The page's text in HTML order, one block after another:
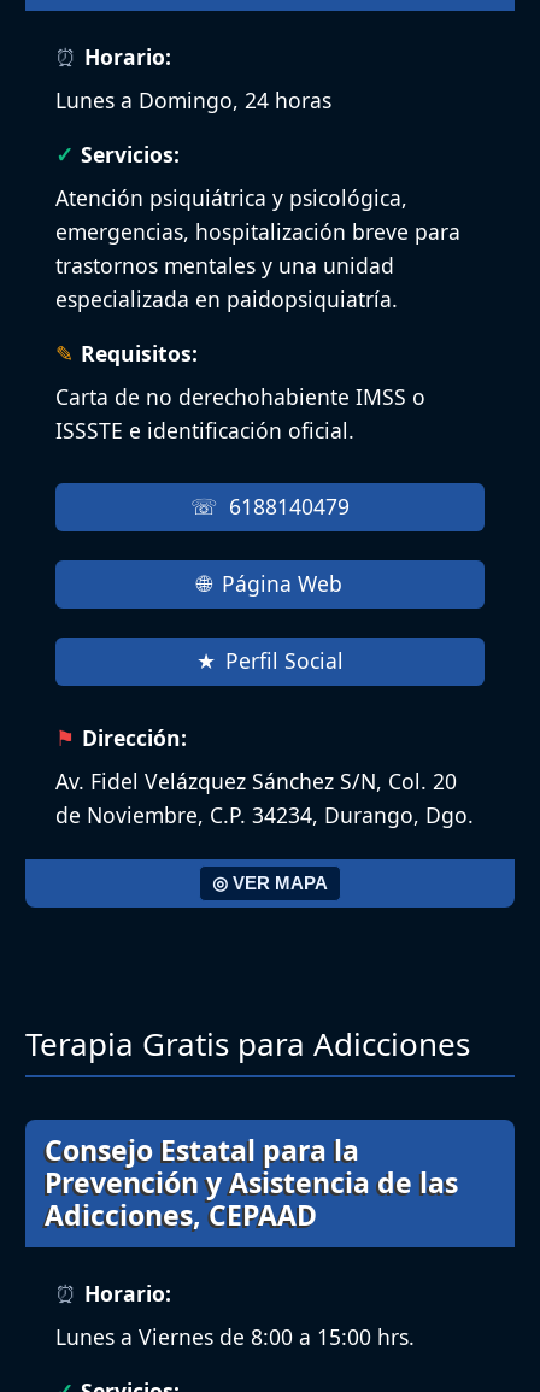
Horario:
Lunes a Domingo, 24 horas
Servicios:
Atención psiquiátrica y psicológica,
emergencias, hospitalización breve para
trastornos mentales y una unidad
especializada en paidopsiquiatría.
Requisitos:
Carta de no derechohabiente IMSS o
ISSSTE e identificación oficial.
6188140479
Página Web
Perfil Social
Dirección:
Av. Fidel Velázquez Sánchez S/N, Col. 20
de Noviembre, C.P. 34234, Durango, Dgo.
◎ VER MAPA
Terapia Gratis para Adicciones
Consejo Estatal para la
Prevención y Asistencia de las
Adicciones, CEPAAD
Horario:
Lunes a Viernes de 8:00 a 15:00 hrs.